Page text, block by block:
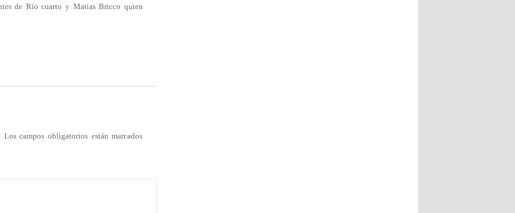
de Río cuarto y Matias Bricco quien
Los campos obligatorios están marcados